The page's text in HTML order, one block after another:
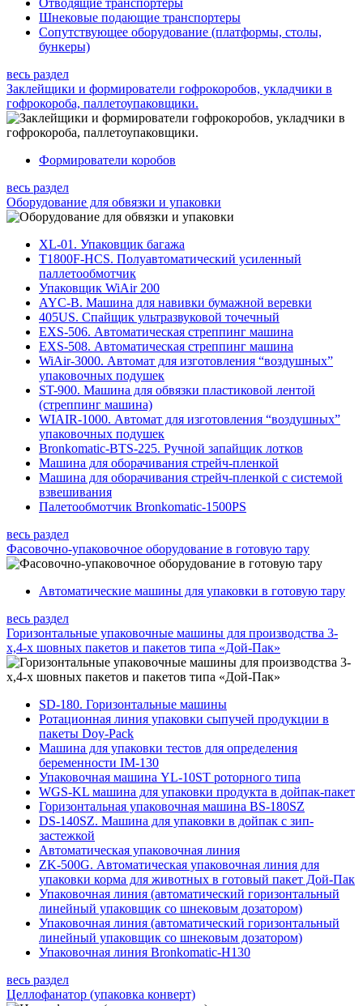
Шнековые подающие транспортеры
Сопутствующее оборудование (платформы, столы,
бункеры)
весь раздел
Заклейщики и формирователи гофрокоробов, укладчики в
гофрокороба, паллетоупаковщики.
Формирователи коробов
весь раздел
Оборудование для обвязки и упаковки
XL-01. Упаковщик багажа
T1800F-HCS. Полуавтоматический усиленный
паллетообмотчик
Упаковщик WiAir 200
AYC-B. Машина для навивки бумажной веревки
405US. Спайщик ультразвуковой точечный
EXS-506. Автоматическая стреппинг машина
EXS-508. Автоматическая стреппинг машина
WiAir-3000. Автомат для изготовления “воздушных”
упаковочных подушек
ST-900. Машина для обвязки пластиковой лентой
(стреппинг машина)
WIAIR-1000. Автомат для изготовления “воздушных”
упаковочных подушек
Bronkomatic-BTS-225. Ручной запайщик лотков
Машина для оборачивания стрейч-пленкой
Машина для оборачивания стрейч-пленкой с системой
взвешивания
Палетообмотчик Bronkomatic-1500PS
весь раздел
Фасовочно-упаковочное оборудование в готовую тару
Автоматические машины для упаковки в готовую тару
весь раздел
Горизонтальные упаковочные машины для производства 3-
х,4-х шовных пакетов и пакетов типа «Дой-Пак»
SD-180. Горизонтальные машины
Ротационная линия упаковки сыпучей продукции в
пакеты Doy-Pack
Машина для упаковки тестов для определения
беременности IM-130
Упаковочная машина YL-10ST роторного типа
WGS-KL машина для упаковки продукта в дойпак-пакет
Горизонтальная упаковочная машина BS-180SZ
DS-140SZ. Mашина для упаковки в дойпак с зип-
застежкой
Автоматическая упаковочная линия
ZK-500G. Автоматическая упаковочная линия для
упаковки корма для животных в готовый пакет Дой-Пак
Упаковочная линия (автоматический горизонтальный
линейный упаковщик со шнековым дозатором)
Упаковочная линия (автоматический горизонтальный
линейный упаковщик со шнековым дозатором)
Упаковочная линия Bronkomatic-H130
весь раздел
Целлофанатор (упаковка конверт)